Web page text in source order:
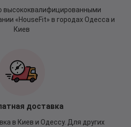
высококвалифицированными
«HouseFit» в городах Одесса и
Киев
доставка
в Киев и Одессу. Для других